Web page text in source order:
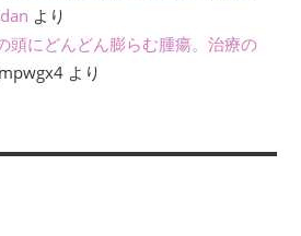
より
頭にどんどん膨らむ腫瘍。治療の
より